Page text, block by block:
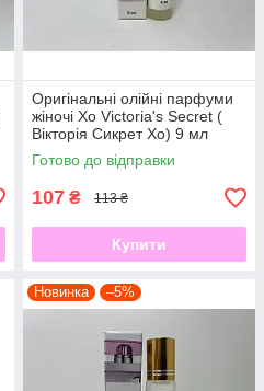
Оригінальні олійні парфуми
жіночі Xo Victoria's Secret (
Вікторія Сикрет Хо) 9 мл
Готово до відправки
107 ₴ 113 ₴
Купити
Новинка –5%